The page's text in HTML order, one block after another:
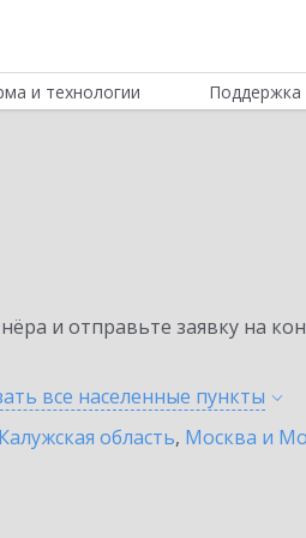
и технологии Поддержка
и отправьте заявку на
все населенные пункты
Калужская область, Москва и